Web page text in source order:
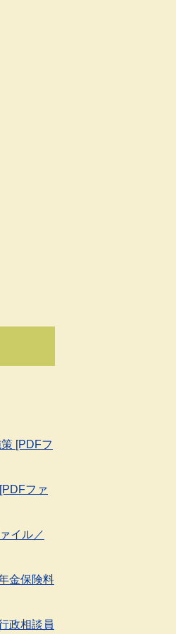
[PDFフ
ファ
イル／
金保険料
政相談員